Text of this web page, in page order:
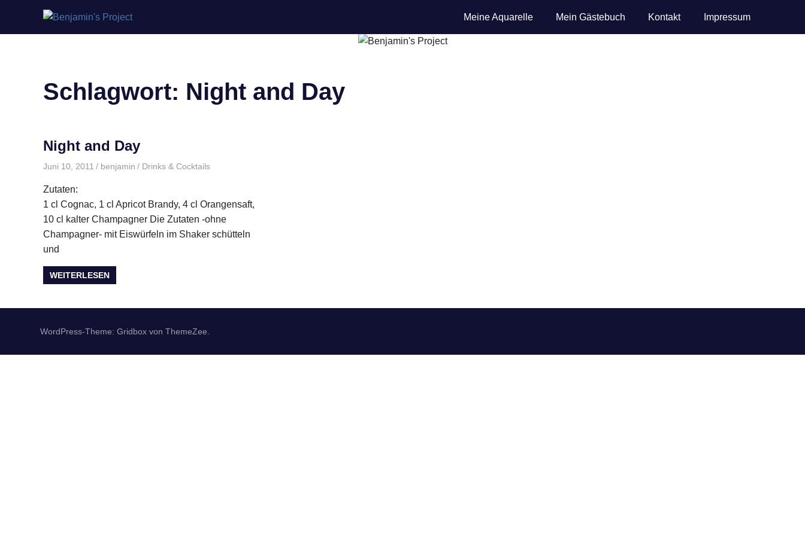
Meine Aquarelle Mein Gästebuch Kontakt Impressum
Schlagwort: Night and Day
Night and Day
Juni 10, 2011 benjamin Drinks & Cocktails
Zutaten:
1 cl Cognac, 1 cl Apricot Brandy, 4 cl Orangensaft,
10 cl kalter Champagner Die Zutaten -ohne
Champagner- mit Eiswürfeln im Shaker schütteln
und
WEITERLESEN
WordPress-Theme: Gridbox von ThemeZee.